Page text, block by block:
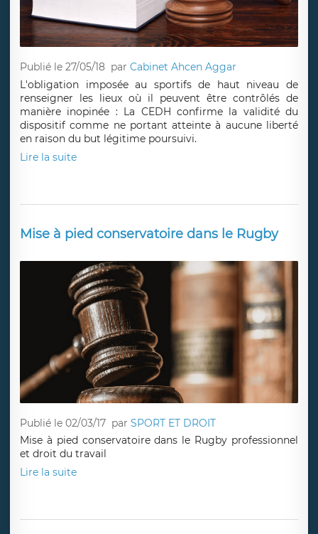
Publié le 27/05/18 parCabinet Ahcen Aggar
L'obligation imposée au sportifs de haut niveau de
renseigner les lieux où il peuvent être contrôlés de
manière inopinée : La CEDH confirme la validité du
dispositif comme ne portant atteinte à aucune liberté
en raison du but légitime poursuivi.
Lire la suite
Mise à pied conservatoire dans le Rugby
Publié le 02/03/17 parSPORT ET DROIT
Mise à pied conservatoire dans le Rugby professionnel
et droit du travail
Lire la suite